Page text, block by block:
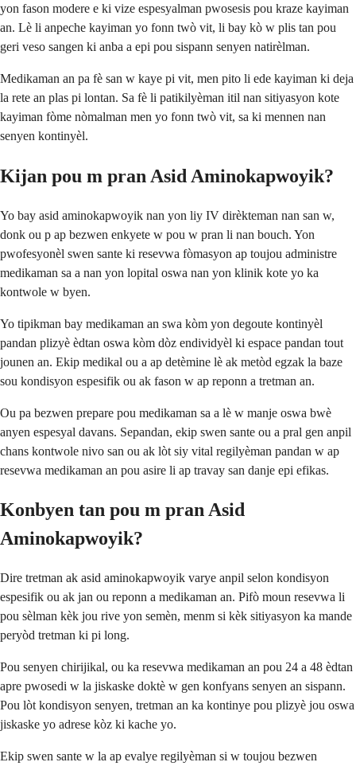
yon fason modere e ki vize espesyalman pwosesis pou kraze kayiman
an. Lè li anpeche kayiman yo fonn twò vit, li bay kò w plis tan pou
geri veso sangen ki anba a epi pou sispann senyen natirèlman.
Medikaman an pa fè san w kaye pi vit, men pito li ede kayiman ki deja
la rete an plas pi lontan. Sa fè li patikilyèman itil nan sitiyasyon kote
kayiman fòme nòmalman men yo fonn twò vit, sa ki mennen nan
senyen kontinyèl.
Kijan pou m pran Asid Aminokapwoyik?
Yo bay asid aminokapwoyik nan yon liy IV dirèkteman nan san w,
donk ou p ap bezwen enkyete w pou w pran li nan bouch. Yon
pwofesyonèl swen sante ki resevwa fòmasyon ap toujou administre
medikaman sa a nan yon lopital oswa nan yon klinik kote yo ka
kontwole w byen.
Yo tipikman bay medikaman an swa kòm yon degoute kontinyèl
pandan plizyè èdtan oswa kòm dòz endividyèl ki espace pandan tout
jounen an. Ekip medikal ou a ap detèmine lè ak metòd egzak la baze
sou kondisyon espesifik ou ak fason w ap reponn a tretman an.
Ou pa bezwen prepare pou medikaman sa a lè w manje oswa bwè
anyen espesyal davans. Sepandan, ekip swen sante ou a pral gen anpil
chans kontwole nivo san ou ak lòt siy vital regilyèman pandan w ap
resevwa medikaman an pou asire li ap travay san danje epi efikas.
Konbyen tan pou m pran Asid
Aminokapwoyik?
Dire tretman ak asid aminokapwoyik varye anpil selon kondisyon
espesifik ou ak jan ou reponn a medikaman an. Pifò moun resevwa li
pou sèlman kèk jou rive yon semèn, menm si kèk sitiyasyon ka mande
peryòd tretman ki pi long.
Pou senyen chirijikal, ou ka resevwa medikaman an pou 24 a 48 èdtan
apre pwosedi w la jiskaske doktè w gen konfyans senyen an sispann.
Pou lòt kondisyon senyen, tretman an ka kontinye pou plizyè jou oswa
jiskaske yo adrese kòz ki kache yo.
Ekip swen sante w la ap evalye regilyèman si w toujou bezwen